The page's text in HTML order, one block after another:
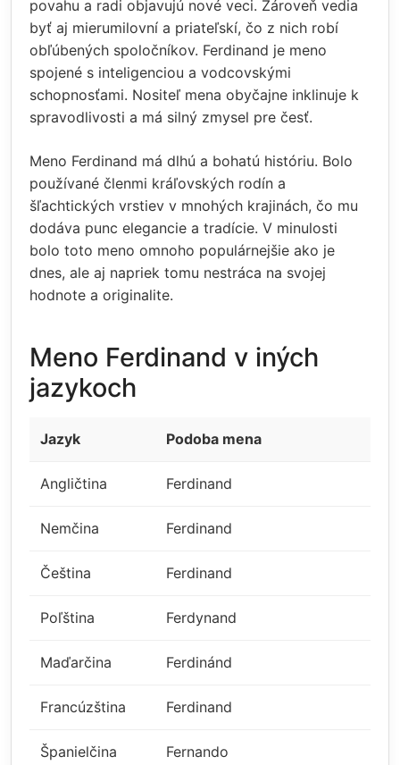
povahu a radi objavujú nové veci. Zároveň vedia
byť aj mierumilovní a priateľskí, čo z nich robí
obľúbených spoločníkov. Ferdinand je meno
spojené s inteligenciou a vodcovskými
schopnosťami. Nositeľ mena obyčajne inklinuje k
spravodlivosti a má silný zmysel pre česť.
Meno Ferdinand má dlhú a bohatú históriu. Bolo
používané členmi kráľovských rodín a
šľachtických vrstiev v mnohých krajinách, čo mu
dodáva punc elegancie a tradície. V minulosti
bolo toto meno omnoho populárnejšie ako je
dnes, ale aj napriek tomu nestráca na svojej
hodnote a originalite.
Meno Ferdinand v iných
jazykoch
Jazyk Podoba mena
Angličtina Ferdinand
Nemčina Ferdinand
Čeština Ferdinand
Poľština Ferdynand
Maďarčina Ferdinánd
Francúzština Ferdinand
Španielčina Fernando